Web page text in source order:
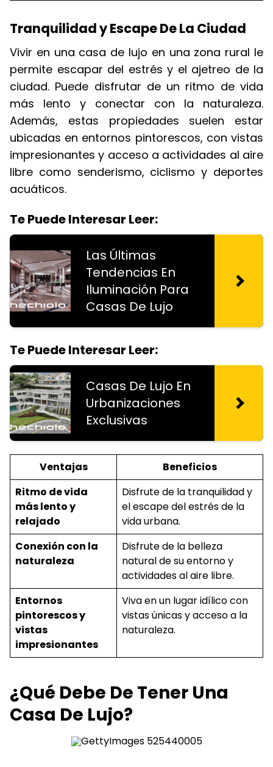
Tranquilidad y Escape De La Ciudad
Vivir en una casa de lujo en una zona rural le
permite escapar del estrés y el ajetreo de la
ciudad. Puede disfrutar de un ritmo de vida
más lento y conectar con la naturaleza.
Además, estas propiedades suelen estar
ubicadas en entornos pintorescos, con vistas
impresionantes y acceso a actividades al aire
libre como senderismo, ciclismo y deportes
acuáticos.
Te Puede Interesar Leer:
Las Últimas
Tendencias En
Iluminación Para
Casas De Lujo
Te Puede Interesar Leer:
Casas De Lujo En
Urbanizaciones
Exclusivas
Ventajas
Beneficios
Ritmo de vida
más lento y
relajado
Disfrute de la tranquilidad y
el escape del estrés de la
vida urbana.
Conexión con la
naturaleza
Disfrute de la belleza
natural de su entorno y
actividades al aire libre.
Entornos
pintorescos y
vistas
impresionantes
Viva en un lugar idílico con
vistas únicas y acceso a la
naturaleza.
¿Qué Debe De Tener Una
Casa De Lujo?